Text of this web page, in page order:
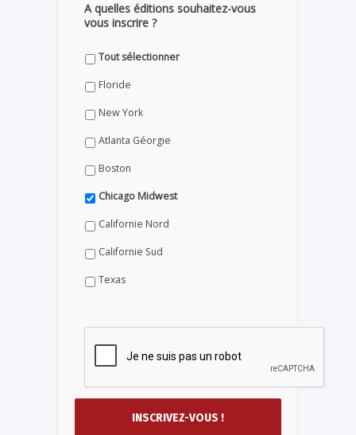
A quelles éditions souhaitez-vous
vous inscrire ?
Tout sélectionner
Floride
New York
Atlanta Géorgie
Boston
Chicago Midwest
Californie Nord
Californie Sud
Texas